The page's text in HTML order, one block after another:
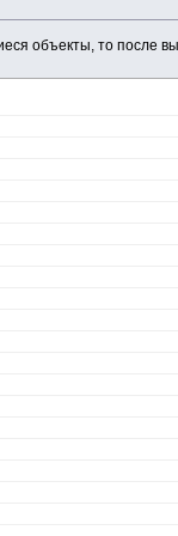
объекты, то после